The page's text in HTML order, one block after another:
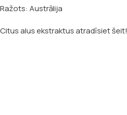
Ražots: Austrālija
Citus alus ekstraktus atradīsiet šeit!